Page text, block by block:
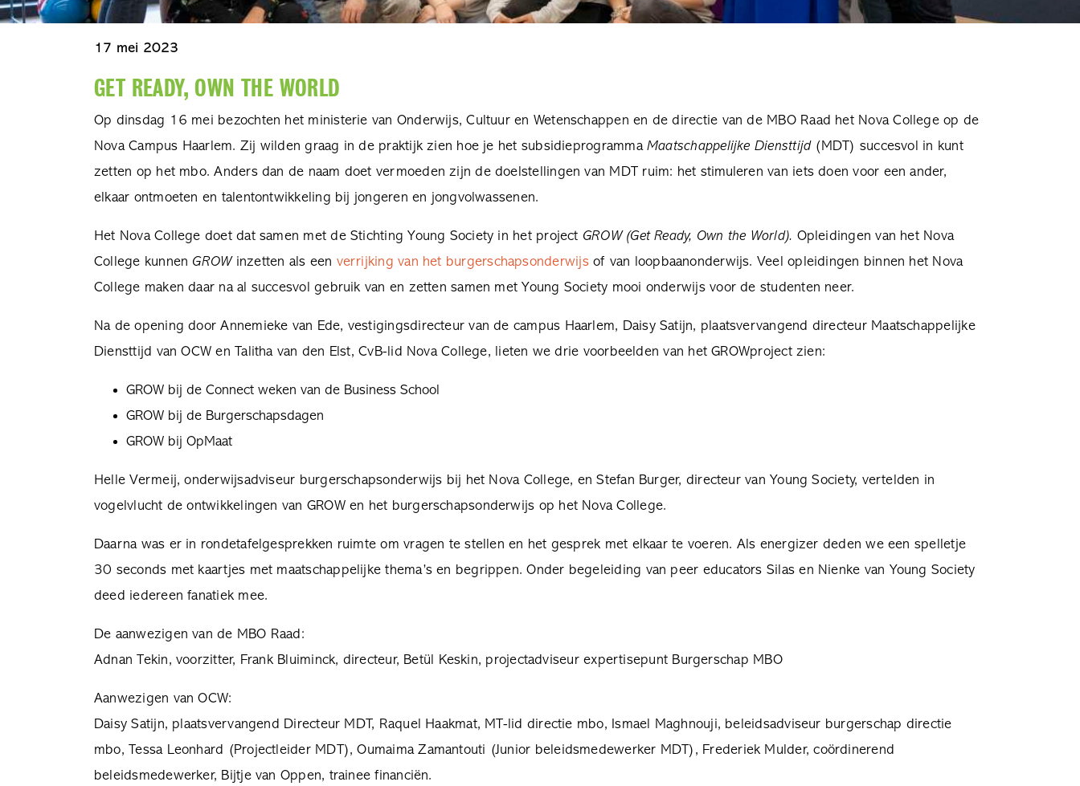
17 mei 2023
GET READY, OWN THE WORLD
Op dinsdag 16 mei bezochten het ministerie van Onderwijs, Cultuur en Wetenschappen en de directie van de MBO Raad het Nova College op de
Nova Campus Haarlem. Zij wilden graag in de praktijk zien hoe je het subsidieprogrammaMaatschappelijke Diensttijd (MDT) succesvol in kunt
zetten op het mbo. Anders dan de naam doet vermoeden zijn de doelstellingen van MDT ruim: het stimuleren van iets doen voor een ander,
elkaar ontmoeten en talentontwikkeling bij jongeren en jongvolwassenen.
Het Nova College doet dat samen met de Stichting Young Society in het project GROW (Get Ready, Own the World). Opleidingen van het Nova
College kunnen GROW inzetten als een verrijking van het burgerschapsonderwijsof van loopbaanonderwijs. Veel opleidingen binnen het Nova
College maken daar na al succesvol gebruik van en zetten samen met Young Society mooi onderwijs voor de studenten neer.
Na de opening door Annemieke van Ede, vestigingsdirecteur van de campus Haarlem, Daisy Satijn, plaatsvervangend directeur Maatschappelijke
Diensttijd van OCW en Talitha van den Elst, CvB-lid Nova College, lieten we drie voorbeelden van het GROWproject zien:
GROW bij de Connect weken van de Business School
GROW bij de Burgerschapsdagen
GROW bij OpMaat
Helle Vermeij, onderwijsadviseur burgerschapsonderwijs bij het Nova College, en Stefan Burger, directeur van Young Society, vertelden in
vogelvlucht de ontwikkelingen van GROW en het burgerschapsonderwijs op het Nova College.
Daarna was er in rondetafelgesprekken ruimte om vragen te stellen en het gesprek met elkaar te voeren. Als energizer deden we een spelletje
30 seconds met kaartjes met maatschappelijke thema’s en begrippen. Onder begeleiding van peer educators Silas en Nienke van Young Society
deed iedereen fanatiek mee.
De aanwezigen van de MBO Raad:
Adnan Tekin, voorzitter, Frank Bluiminck, directeur, Betül Keskin, projectadviseur expertisepunt Burgerschap MBO
Aanwezigen van OCW:
Daisy Satijn, plaatsvervangend Directeur MDT, Raquel Haakmat, MT-lid directie mbo, Ismael Maghnouji, beleidsadviseur burgerschap directie
mbo, Tessa Leonhard (Projectleider MDT), Oumaima Zamantouti (Junior beleidsmedewerker MDT), Frederiek Mulder, coördinerend
beleidsmedewerker, Bijtje van Oppen, trainee financiën.